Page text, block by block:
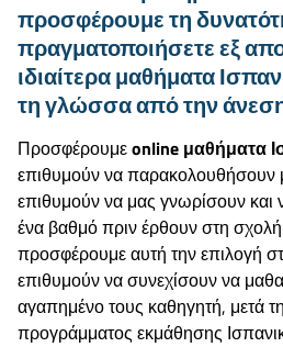
προσφέρουμε τη
πραγματοποιήσετε εξ
ιδιαίτερα μαθήματα
τη γλώσσα από την
Προσφέρουμεonline μαθήματα
επιθυμούν να παρακολουθήσουν
επιθυμούν να μας γνωρίσουν και
ένα βαθμό πριν έρθουν στη
προσφέρουμε αυτή την επιλογή
επιθυμούν να συνεχίσουν να
αγαπημένο τους καθηγητή, μετά
προγράμματος εκμάθησης